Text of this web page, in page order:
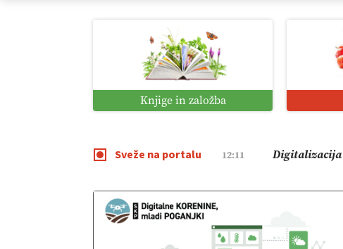
Knjige in založba
Sveže na portalu
07:00 Kmetijski
01:38 Digitalno od
12:11 Digitalizacija